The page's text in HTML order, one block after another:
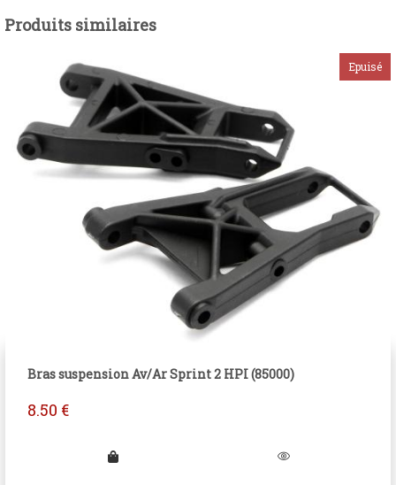
Produits similaires
Bras suspension Av/Ar Sprint 2 HPI (85000)
8.50 €